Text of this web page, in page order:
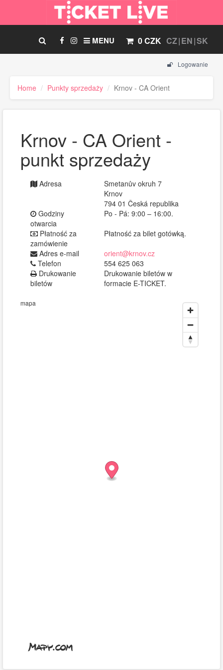
CZ EN SK
0 CZK
MENU
Logowanie
Home Punkty sprzedaży Krnov - CA Orient
Krnov - CA Orient -
punkt sprzedaży
Adresa
Smetanův okruh 7
Krnov
794 01 Česká republika
Godziny
otwarcia
Po - Pá: 9:00 – 16:00.
Płatność za
zamówienie
Płatność za bilet gotówką.
Adres e-mail
orient@krnov.cz
Telefon
554 625 063
Drukowanie
biletów
Drukowanie biletów w
formacie E-TICKET.
mapa